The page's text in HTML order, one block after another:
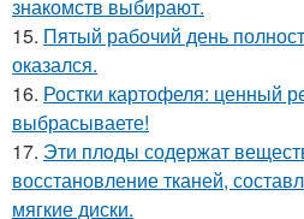
знакомств выбирают.
15. Пятый рабочий день
оказался.
16. Ростки картофеля: ценный
выбрасываете!
17. Эти плoды содержат
восстановление тканей,
мягкие диски.